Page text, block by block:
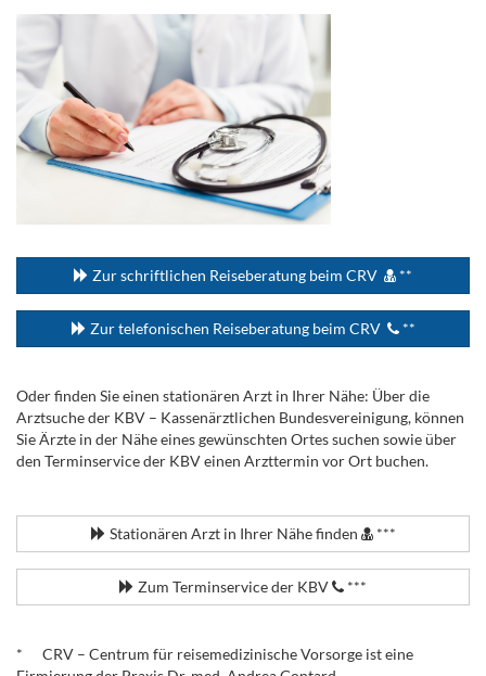
Zur schriftlichen Reiseberatung beim CRV **
Zur telefonischen Reiseberatung beim CRV **
Oder finden Sie einen stationären Arzt in Ihrer Nähe: Über die
Arztsuche der KBV – Kassenärztlichen Bundesvereinigung, können
Sie Ärzte in der Nähe eines gewünschten Ortes suchen sowie über
den Terminservice der KBV einen Arzttermin vor Ort buchen.
Stationären Arzt in Ihrer Nähe finden ***
Zum Terminservice der KBV ***
* CRV – Centrum für reisemedizinische Vorsorge ist eine